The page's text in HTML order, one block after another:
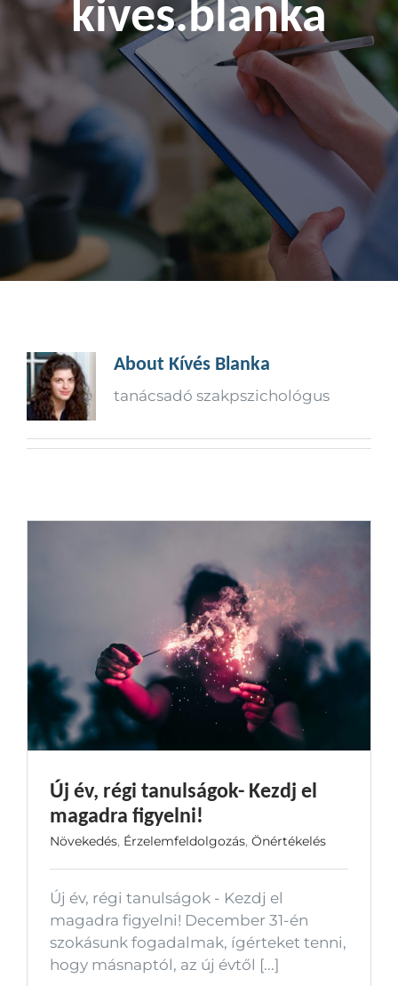
Kapcsolat
kives.blanka
About Kívés Blanka
tanácsadó szakpszichológus
Új év, régi tanulságok- Kezdj el
magadra figyelni!
Növekedés, Érzelemfeldolgozás, Önértékelés
Új év, régi tanulságok - Kezdj el
magadra figyelni! December 31-én
szokásunk fogadalmak, ígérteket tenni,
hogy másnaptól, az új évtől [...]